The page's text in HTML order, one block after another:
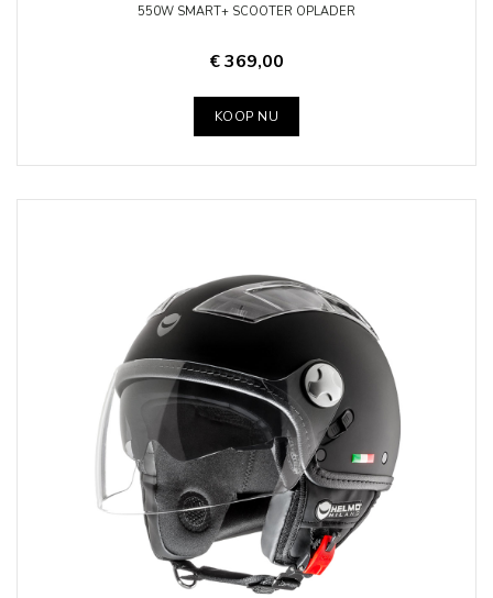
550W SMART+ SCOOTER OPLADER
€ 369,00
KOOP NU